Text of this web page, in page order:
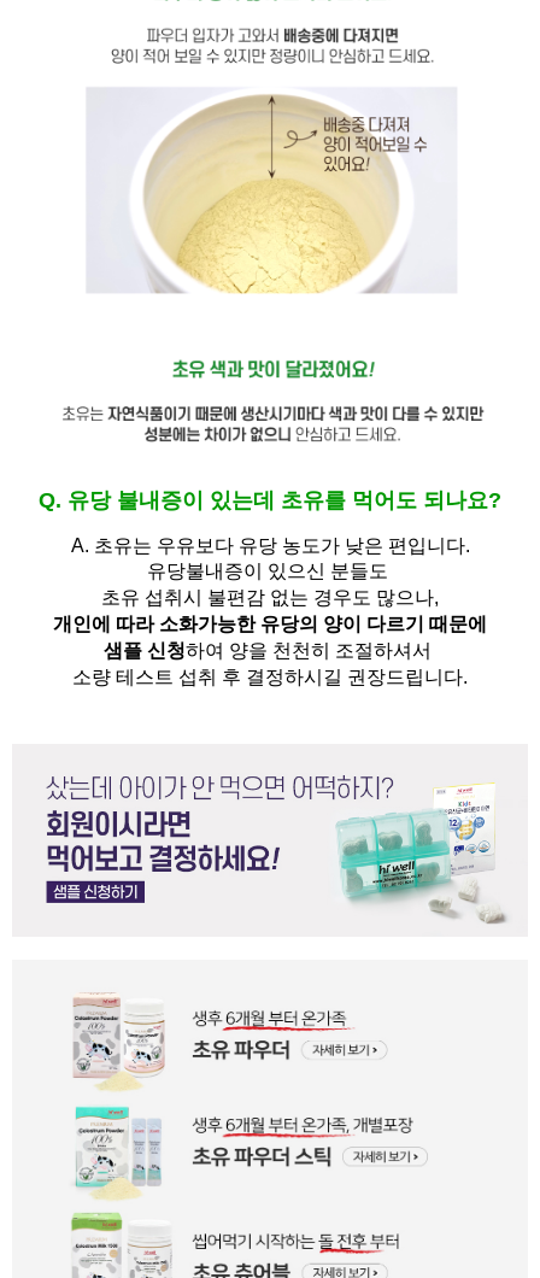
Q. 유당 불내증이 있는데 초유를 먹어도 되나요?
A. 초유는 우유보다 유당 농도가 낮은 편입니다.
유당불내증이 있으신 분들도
초유 섭취시 불편감 없는 경우도 많으나,
개인에 따라 소화가능한 유당의 양이 다르기 때문에
샘플 신청하여 양을 천천히 조절하셔서
소량 테스트 섭취 후 결정하시길 권장드립니다.